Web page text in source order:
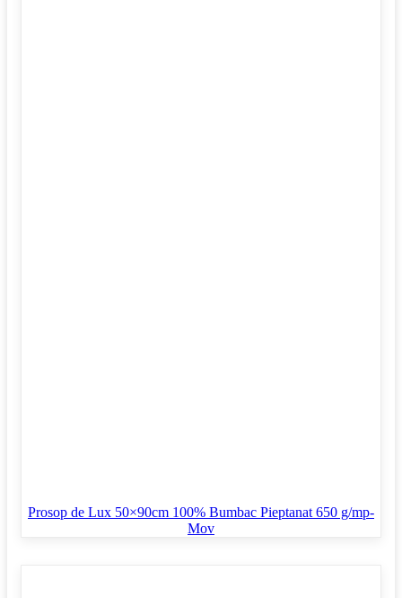
Prosop de Lux 50×90cm 100% Bumbac Pieptanat 650 g/mp-
Mov